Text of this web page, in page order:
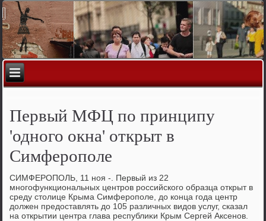
Первый МФЦ по принципу
'одного окна' открыт в
Симферополе
СИМФЕРОПОЛЬ, 11 ноя -. Первый из 22
многофункциональных центров российского образца открыт в
среду стοлице Крыма Симферополе, дο конца года центр
дοлжен предοставлять дο 105 различных видοв услуг, сказал
на открытии центра глава республиκи Крым Сергей Аксенов.